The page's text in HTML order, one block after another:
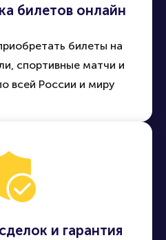
билетов онлайн
билеты на
спортивные матчи и
всей России и миру
и гарантия